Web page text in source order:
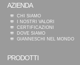
AZIENDA
CHI SIAMO
I NOSTRI VALORI
CERTIFICAZIONI
DOVE SIAMO
GIANNESCHI NEL MONDO
PRODOTTI